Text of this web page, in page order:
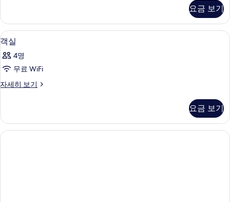
히
보
기
요금 보기
객
실
사
모
보
기
이집트산 면 시트, 미니바, 객실 내 금고
8
객실
4명
무료 WiFi
자세히 보기
객
히
보
기
요금 보기